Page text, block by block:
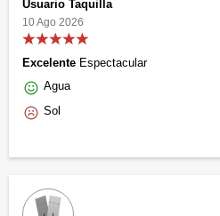
Usuario Taquilla
10 Ago 2026
Excelente Espectacular
Agua
Sol